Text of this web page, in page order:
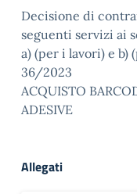
Decisione di
seguenti servizi ai
a) (per i lavori) e b)
36/2023
ACQUISTO
ADESIVE
Allegati